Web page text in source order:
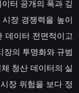
터 공개의 폭과 깊
장 경쟁력을 높이
데이터 전면적이고
의 투명화와 규범
청산 데이터의 실
장 위험을 보다 정